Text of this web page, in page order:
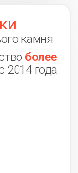
камня
более
2014 года